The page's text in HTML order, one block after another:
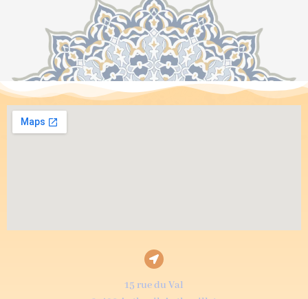
15 rue du Val